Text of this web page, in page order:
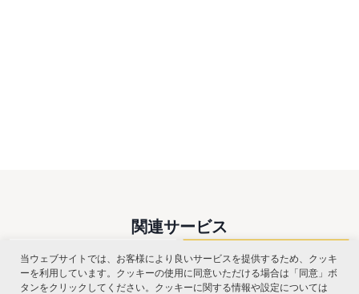
関連サービス
当ウェブサイトでは、お客様により良いサービスを提供するため、クッキ
ーを利用しています。クッキーの使用に同意いただける場合は「同意」ボ
タンをクリックしてください。クッキーに関する情報や設定については